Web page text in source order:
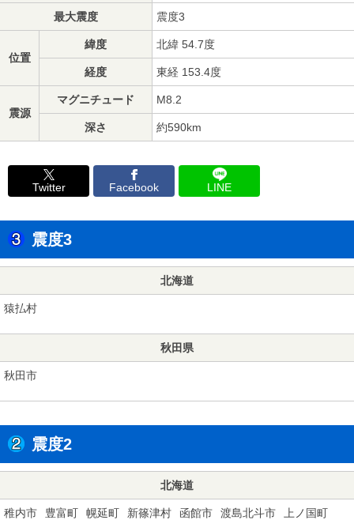
最大震度 震度3
位置
緯度 北緯 54.7度
経度 東経 153.4度
震源
マグニチュード M8.2
深さ 約590km
Twitter Facebook LINE
震度3
北海道
猿払村
秋田県
秋田市
震度2
北海道
稚内市 豊富町 幌延町 新篠津村 函館市 渡島北斗市
上ノ国町